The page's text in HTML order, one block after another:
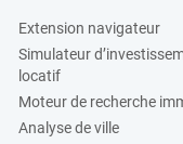
Extension navigateur
Simulateur
locatif
Moteur de recherche
Analyse de ville